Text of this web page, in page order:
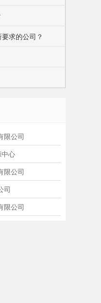
求的公司？
限公司
心
限公司
司
限公司